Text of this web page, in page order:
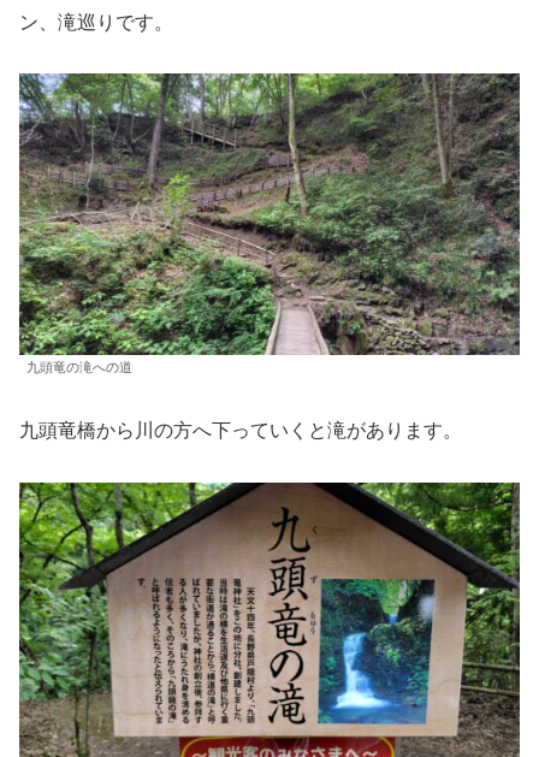
ン、滝巡りです。
九頭竜の滝への道
九頭竜橋から川の方へ下っていくと滝があります。